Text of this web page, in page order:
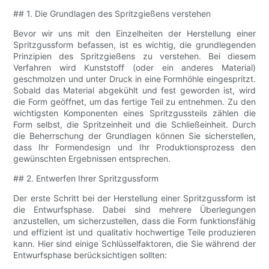
## 1. Die Grundlagen des Spritzgießens verstehen
Bevor wir uns mit den Einzelheiten der Herstellung einer
Spritzgussform befassen, ist es wichtig, die grundlegenden
Prinzipien des Spritzgießens zu verstehen. Bei diesem
Verfahren wird Kunststoff (oder ein anderes Material)
geschmolzen und unter Druck in eine Formhöhle eingespritzt.
Sobald das Material abgekühlt und fest geworden ist, wird
die Form geöffnet, um das fertige Teil zu entnehmen. Zu den
wichtigsten Komponenten eines Spritzgussteils zählen die
Form selbst, die Spritzeinheit und die Schließeinheit. Durch
die Beherrschung der Grundlagen können Sie sicherstellen,
dass Ihr Formendesign und Ihr Produktionsprozess den
gewünschten Ergebnissen entsprechen.
## 2. Entwerfen Ihrer Spritzgussform
Der erste Schritt bei der Herstellung einer Spritzgussform ist
die Entwurfsphase. Dabei sind mehrere Überlegungen
anzustellen, um sicherzustellen, dass die Form funktionsfähig
und effizient ist und qualitativ hochwertige Teile produzieren
kann. Hier sind einige Schlüsselfaktoren, die Sie während der
Entwurfsphase berücksichtigen sollten: